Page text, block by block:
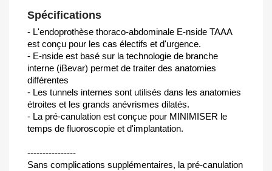
Spécifications
- L'endoprothèse thoraco-abdominale E-nside TAAA
est conçu pour les cas électifs et d'urgence.
- E-nside est basé sur la technologie de branche
interne (iBevar) permet de traiter des anatomies
différentes
- Les tunnels internes sont utilisés dans les anatomies
étroites et les grands anévrismes dilatés.
- La pré-canulation est conçue pour MINIMISER le
temps de fluoroscopie et d'implantation.
----------------
Sans complications supplémentaires, la pré-canulation